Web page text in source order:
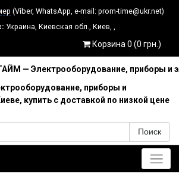
(Viber, WhatsApp, e-mail: prom-time@ukr.net)
Украина, Киевская обл., Киев, ,
Корзина 0 (0 грн.)
приборы и
купить с доставкой по низкой цене
Поиск